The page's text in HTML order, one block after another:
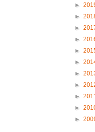
►
►
►
►
►
►
►
►
►
►
►